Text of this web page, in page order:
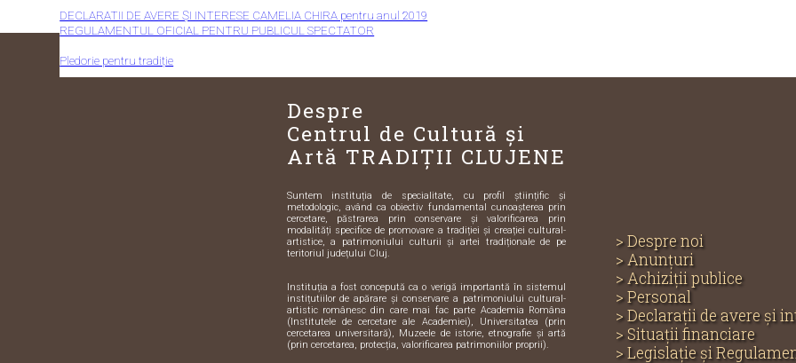
DECLARATII DE AVERE ȘI INTERESE CAMELIA CHIRA pentru anul 2019
REGULAMENTUL OFICIAL PENTRU PUBLICUL SPECTATOR
Pledorie pentru tradiție
Despre
Centrul de Cultură și
Artă TRADIȚII CLUJENE
Suntem instituția de specialitate, cu profil științific și
metodologic, având ca obiectiv fundamental cunoașterea prin
cercetare, păstrarea prin conservare și valorificarea prin
modalități specifice de promovare a tradiției și creației cultural-
artistice, a patrimoniului culturii și artei tradiționale de pe
teritoriul județului Cluj.
Instituția a fost concepută ca o verigă importantă în sistemul
instițutiilor de apărare și conservare a patrimoniului cultural-
artistic românesc din care mai fac parte Academia Româna
(Institutele de cercetare ale Academiei), Universitatea (prin
cercetarea universitară), Muzeele de istorie, etnografie și artă
(prin cercetarea, protecția, valorificarea patrimoniilor proprii).
> Despre noi
> Anunțuri
> Achiziții publice
> Personal
> Declarații de avere și
> Situații financiare
> Legislație și